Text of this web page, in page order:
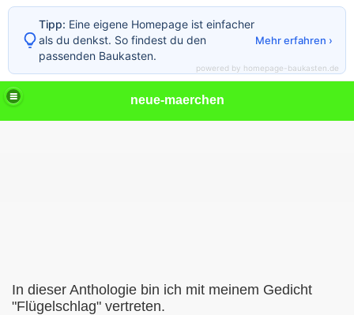
neue-maerchen
In dieser Anthologie bin ich mit meinem Gedicht
"Flügelschlag" vertreten.
Tipp: Eine eigene Homepage ist einfacher
als du denkst. So findest du den
passenden Baukasten.
Mehr erfahren ›
powered by homepage-baukasten.de